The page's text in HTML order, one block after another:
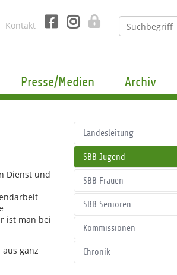
Kontakt
Presse/Medien Archiv
Dienst und
ist man bei
ganz
Landesleitung
SBB Jugend
SBB Frauen
SBB Senioren
Kommissionen
Chronik